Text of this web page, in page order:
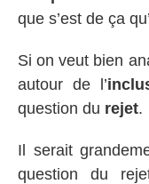
que s’est de ça
Si on veut bien
autour de l’
question du rejet.
Il serait
question du